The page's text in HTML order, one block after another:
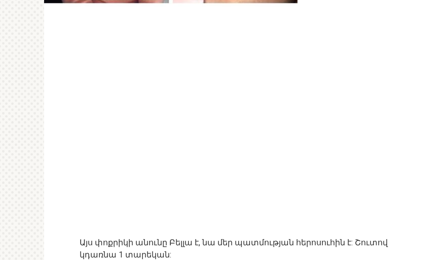
Այս փոքրիկի անունը Բելլա է, նա մեր պատմության հերոսուհին է: Շուտով
կդառնա 1 տարեկան: